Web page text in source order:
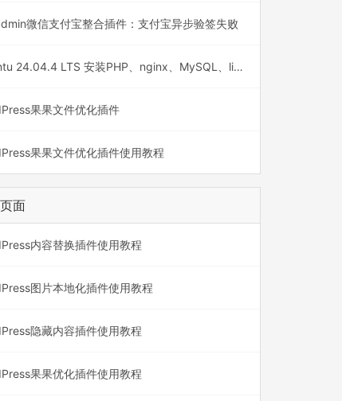
微信支付宝整合插件：支付宝异步验签失败
Ubuntu 24.04.4 LTS 安装PHP、nginx、MySQL、libreoffice
果果文件优化插件
果果文件优化插件使用教程
面
内容替换插件使用教程
图片本地化插件使用教程
隐藏内容插件使用教程
果果优化插件使用教程